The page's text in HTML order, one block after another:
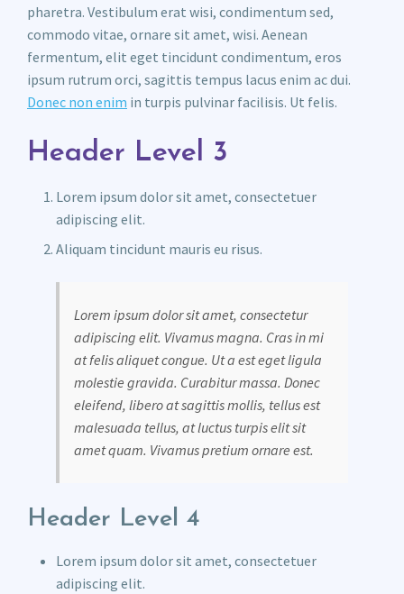
pharetra. Vestibulum erat wisi, condimentum sed,
commodo vitae, ornare sit amet, wisi. Aenean
fermentum, elit eget tincidunt condimentum, eros
ipsum rutrum orci, sagittis tempus lacus enim ac dui.
Donec non enim in turpis pulvinar facilisis. Ut felis.
Header Level 3
Lorem ipsum dolor sit amet, consectetuer
adipiscing elit.
Aliquam tincidunt mauris eu risus.
Lorem ipsum dolor sit amet, consectetur
adipiscing elit. Vivamus magna. Cras in mi
at felis aliquet congue. Ut a est eget ligula
molestie gravida. Curabitur massa. Donec
eleifend, libero at sagittis mollis, tellus est
malesuada tellus, at luctus turpis elit sit
amet quam. Vivamus pretium ornare est.
Header Level 4
Lorem ipsum dolor sit amet, consectetuer
adipiscing elit.